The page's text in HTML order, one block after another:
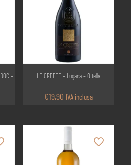
–
LE CREETE – Lugana – Ottella
€19,90 IVA inclusa